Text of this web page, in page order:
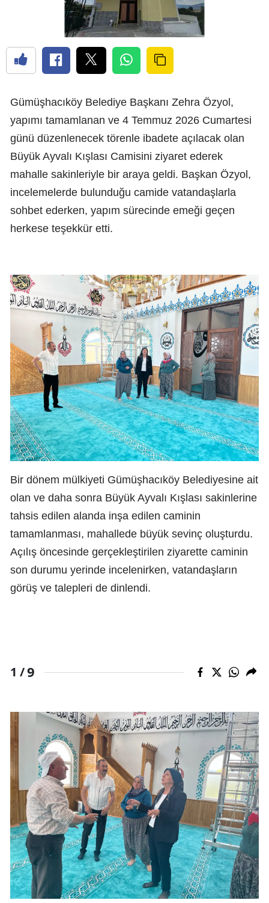
Gümüşhacıköy Belediye Başkanı Zehra Özyol,
yapımı tamamlanan ve 4 Temmuz 2026 Cumartesi
günü düzenlenecek törenle ibadete açılacak olan
Büyük Ayvalı Kışlası Camisini ziyaret ederek
mahalle sakinleriyle bir araya geldi. Başkan Özyol,
incelemelerde bulunduğu camide vatandaşlarla
sohbet ederken, yapım sürecinde emeği geçen
herkese teşekkür etti.
Bir dönem mülkiyeti Gümüşhacıköy Belediyesine ait
olan ve daha sonra Büyük Ayvalı Kışlası sakinlerine
tahsis edilen alanda inşa edilen caminin
tamamlanması, mahallede büyük sevinç oluşturdu.
Açılış öncesinde gerçekleştirilen ziyarette caminin
son durumu yerinde incelenirken, vatandaşların
görüş ve talepleri de dinlendi.
1 /9